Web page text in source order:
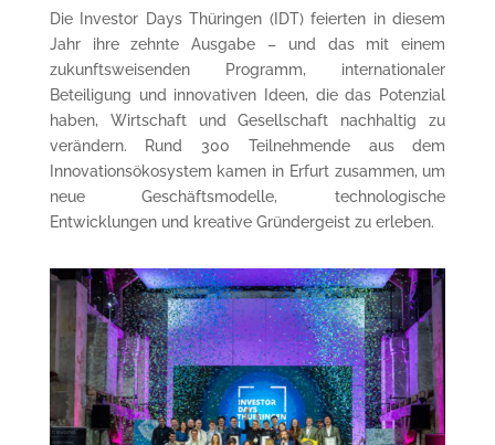
Die Investor Days Thüringen (IDT) feierten in diesem
Jahr ihre zehnte Ausgabe – und das mit einem
zukunftsweisenden Programm, internationaler
Beteiligung und innovativen Ideen, die das Potenzial
haben, Wirtschaft und Gesellschaft nachhaltig zu
verändern. Rund 300 Teilnehmende aus dem
Innovationsökosystem kamen in Erfurt zusammen, um
neue Geschäftsmodelle, technologische
Entwicklungen und kreative Gründergeist zu erleben.